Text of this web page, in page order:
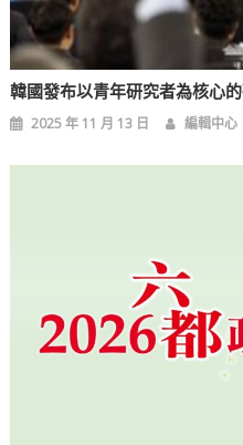
韓國發布以青年研究者為核心
2025 年 11 月 13 日 編輯中心